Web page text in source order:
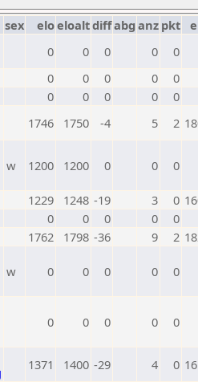
sex eloeloaltdiffabg anz pkt
0 0 0 0
0
0 0 0 0
0
0 0 0 0
0
1746 1750 -4 5 2
w 1200 1200 0 0 0
1229 1248 -19 3 0
0 0 0 0
0
1762 1798 -36 9 2
w 0 0 0 0 0
0 0 0 0 0
1371 1400 -29 4 0